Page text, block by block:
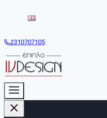
2310707105